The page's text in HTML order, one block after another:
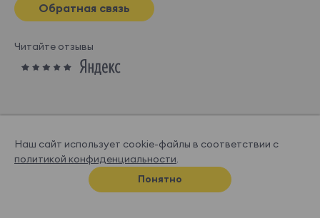
Обратная связь
Читайте отзывы
© OGOGOHOME, 2026
Спроектировано и нарисовано вСупрематике
Наш сайт использует cookie-файлы в соответствии с
политикой конфиденциальности.
Понятно